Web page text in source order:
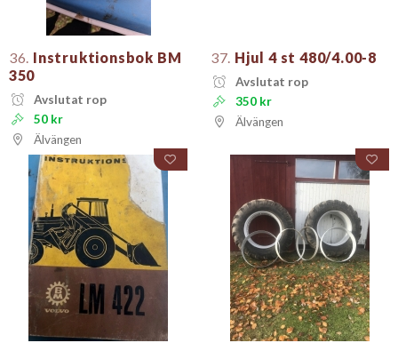
36. Instruktionsbok BM
350
Avslutat rop
50 kr
Älvängen
37. Hjul 4 st 480/4.00-8
Avslutat rop
350 kr
Älvängen